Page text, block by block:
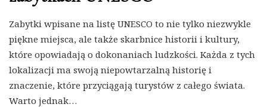
Zabytki wpisane na listę UNESCO to nie tylko niezwykle
piękne miejsca, ale także skarbnice historii i kultury,
które opowiadają o dokonaniach ludzkości. Każda z tych
lokalizacji ma swoją niepowtarzalną historię i
znaczenie, które przyciągają turystów z całego świata.
Warto jednak…